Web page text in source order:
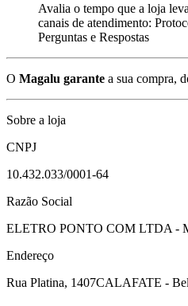
Avalia o tempo que a loja
canais de atendimento:
Perguntas e Respostas
O Magalu garante a sua compra,
Sobre a loja
CNPJ
10.432.033/0001-64
Razão Social
ELETRO PONTO COM LTDA -
Endereço
Rua Platina, 1407CALAFATE -